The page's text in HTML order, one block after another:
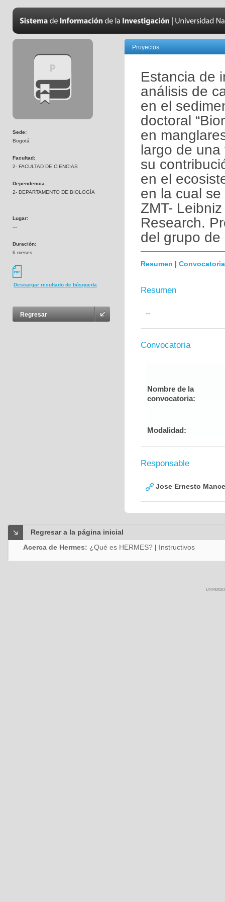
Sede:
Bogotá
Facultad:
2- FACULTAD DE CIENCIAS
Dependencia:
2- DEPARTAMENTO DE BIOLOGÍA
Lugar:
---
Duración:
6 meses
Descargar resultado de búsqueda
Regresar
Proyectos
Estancia de
análisis de
en el
doctoral
en
largo de
su
en el
en la cual
ZMT-
Research.
del grupo
Resumen | Convocatoria
Resumen
--
Convocatoria
Nombre de la
convocatoria:
Modalidad:
Responsable
Jose Ernesto
Regresar a la página inicial
Acerca de Hermes: ¿Qué es HERMES? | Instructivos